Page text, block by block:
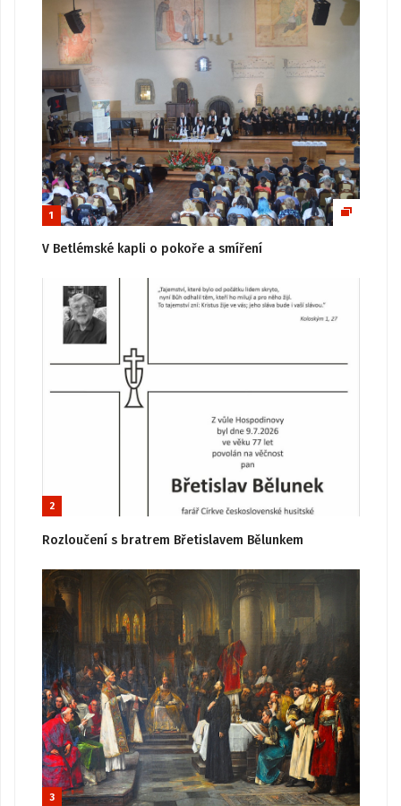
1
V Betlémské kapli o pokoře a smíření
2
Rozloučení s bratrem Břetislavem Bělunkem
3